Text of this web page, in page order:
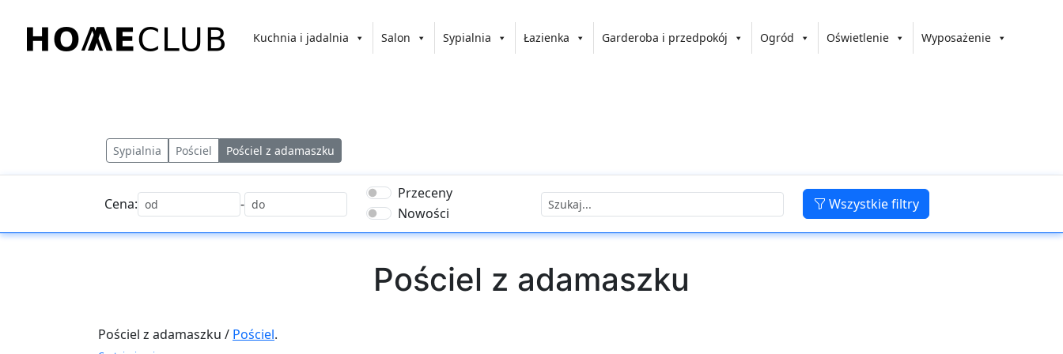
treści
Kuchnia i jadalnia Salon Sypialnia Łazienka Garderoba i przedpokój Ogród Oświetlenie Wyposażenie
Sypialnia Pościel Pościel z adamaszku
Cena: -
Przeceny
Nowości
Wszystkie filtry
Pościel z adamaszku
Pościel z adamaszku / Pościel.